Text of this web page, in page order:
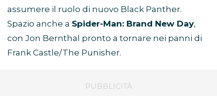
assumere il ruolo di nuovo Black Panther.
Spazio anche a Spider-Man: Brand New Day,
con Jon Bernthal pronto a tornare nei panni di
Frank Castle/The Punisher.